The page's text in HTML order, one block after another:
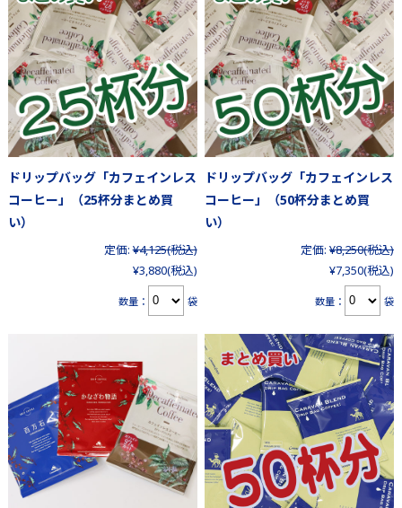
ドリップバッグ「カフェインレス
コーヒー」（25杯分まとめ買
い）
定価: ¥4,125(税込)
¥3,880(税込)
数量： 袋
ドリップバッグ「カフェインレス
コーヒー」（50杯分まとめ買
い）
定価: ¥8,250(税込)
¥7,350(税込)
数量： 袋